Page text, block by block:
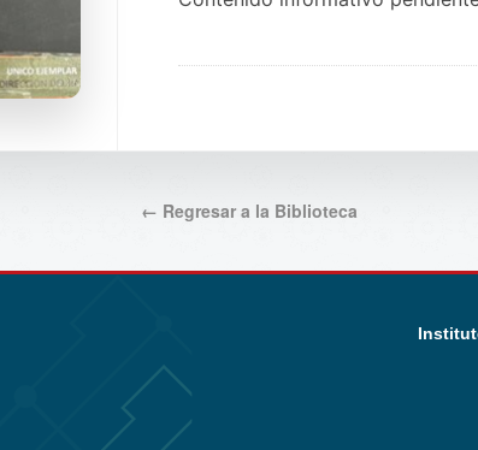
← Regresar a la Biblioteca